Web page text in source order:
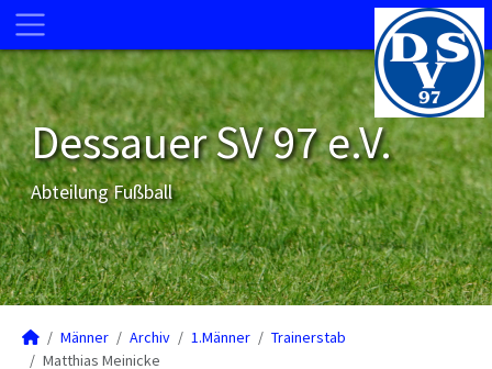
Dessauer SV 97 e.V.
Abteilung Fußball
Männer Archiv 1.Männer
Trainerstab
Matthias Meinicke